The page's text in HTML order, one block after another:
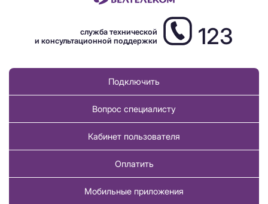
служба технической
и консультационной поддержки
123
Подключить
Вопрос специалисту
Кабинет пользователя
Оплатить
Мобильные приложения